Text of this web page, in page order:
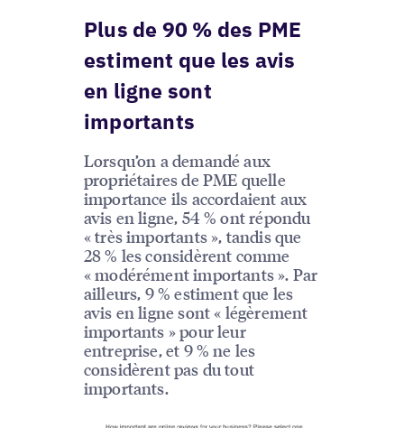
Plus de 90 % des PME
estiment que les avis
en ligne sont
importants
Lorsqu’on a demandé aux
propriétaires de PME quelle
importance ils accordaient aux
avis en ligne, 54 % ont répondu
« très importants », tandis que
28 % les considèrent comme
« modérément importants ». Par
ailleurs, 9 % estiment que les
avis en ligne sont « légèrement
importants » pour leur
entreprise, et 9 % ne les
considèrent pas du tout
importants.